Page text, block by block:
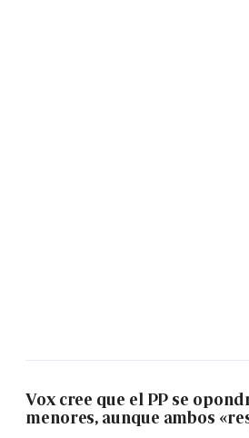
Vox cree que el PP se
menores, aunque ambos